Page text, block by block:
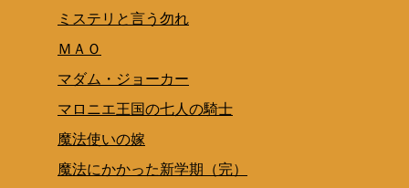
ミステリと言う勿れ
ＭＡＯ
マダム・ジョーカー
マロニエ王国の七人の騎士
魔法使いの嫁
魔法にかかった新学期（完）